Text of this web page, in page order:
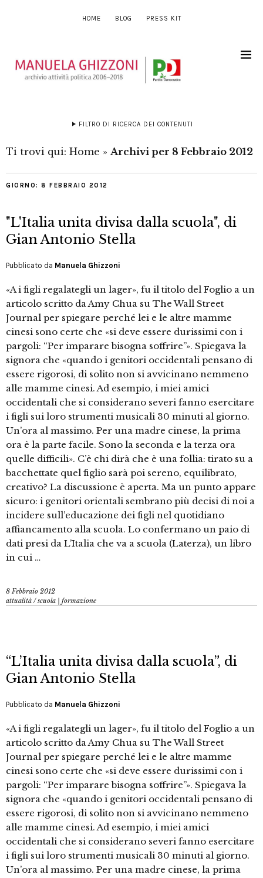
HOME BLOG PRESS KIT
FILTRO DI RICERCA DEI CONTENUTI
Ti trovi qui: Home » Archivi per 8 Febbraio 2012
GIORNO: 8 FEBBRAIO 2012
"L'Italia unita divisa dalla scuola", di
Gian Antonio Stella
Pubblicato da Manuela Ghizzoni
«A i figli regalategli un lager», fu il titolo del Foglio a un
articolo scritto da Amy Chua su The Wall Street
Journal per spiegare perché lei e le altre mamme
cinesi sono certe che «si deve essere durissimi con i
pargoli: “Per imparare bisogna soffrire”». Spiegava la
signora che «quando i genitori occidentali pensano di
essere rigorosi, di solito non si avvicinano nemmeno
alle mamme cinesi. Ad esempio, i miei amici
occidentali che si considerano severi fanno esercitare
i figli sui loro strumenti musicali 30 minuti al giorno.
Un’ora al massimo. Per una madre cinese, la prima
ora è la parte facile. Sono la seconda e la terza ora
quelle difficili». C’è chi dirà che è una follia: tirato su a
bacchettate quel figlio sarà poi sereno, equilibrato,
creativo? La discussione è aperta. Ma un punto appare
sicuro: i genitori orientali sembrano più decisi di noi a
incidere sull’educazione dei figli nel quotidiano
affiancamento alla scuola. Lo confermano un paio di
dati presi da L’Italia che va a scuola (Laterza), un libro
in cui …
8 Febbraio 2012
attualità /scuola | formazione
“L’Italia unita divisa dalla scuola”, di
Gian Antonio Stella
Pubblicato da Manuela Ghizzoni
«A i figli regalategli un lager», fu il titolo del Foglio a un
articolo scritto da Amy Chua su The Wall Street
Journal per spiegare perché lei e le altre mamme
cinesi sono certe che «si deve essere durissimi con i
pargoli: “Per imparare bisogna soffrire”». Spiegava la
signora che «quando i genitori occidentali pensano di
essere rigorosi, di solito non si avvicinano nemmeno
alle mamme cinesi. Ad esempio, i miei amici
occidentali che si considerano severi fanno esercitare
i figli sui loro strumenti musicali 30 minuti al giorno.
Un’ora al massimo. Per una madre cinese, la prima